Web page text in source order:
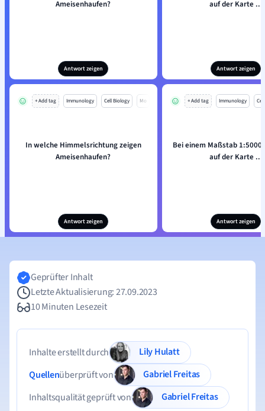
Ameisenhaufen?
Antwort zeigen
auf der Karte ...
Antwort zeigen
+ Add tag Immunology Cell Biology Mo
In welche Himmelsrichtung zeigen
Ameisenhaufen?
Antwort zeigen
+ Add tag Immunology
Bei einem Maßstab
auf der Karte ...
Antwort zeigen
Geprüfter Inhalt
Letzte Aktualisierung: 27.09.2023
10 Minuten Lesezeit
Inhalte erstellt durch
Lily Hulatt
Quellenüberprüft von
Gabriel Freitas
Inhaltsqualität geprüft von
Gabriel Freitas